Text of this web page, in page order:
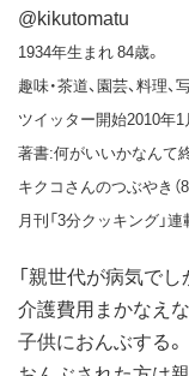
@kikutomatu
1934年生まれ 84歳。
趣味・茶道、園芸、料理
ツイッター開始2010年1
著書:何がいいかなんて
キクコさんのつぶやき（
月刊「3分クッキング」連
「親世代が病気で
介護費用まかなえ
子供におんぶする。